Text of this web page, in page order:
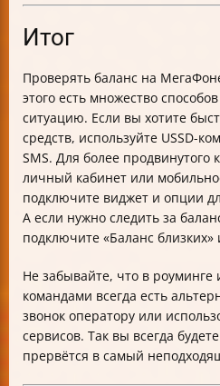
Итог
Проверять баланс на
этого есть множество
ситуацию. Если вы хотите
средств, используйте USSD-
SMS. Для более продвинутого
личный кабинет или
подключите виджет и опции
А если нужно следить за
подключите «Баланс близких»
Не забывайте, что в роуминге
командами всегда есть
звонок оператору или
сервисов. Так вы всегда
прервётся в самый